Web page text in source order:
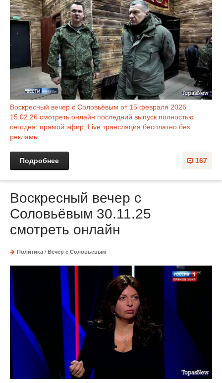
Воскресный вечер с Соловьёвым от 15 февраля 2026
15.02.26 смотреть онлайн последний выпуск полностью
сегодня: прямой эфир, Live трансляция бесплатно без
рекламы.
167
Подробнее
Воскресный вечер с
Соловьёвым 30.11.25
смотреть онлайн
Политика / Вечер с Соловьёвым